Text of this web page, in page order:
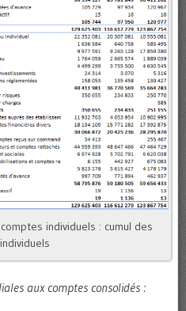
individuels : cumul des
aux comptes consolidés :